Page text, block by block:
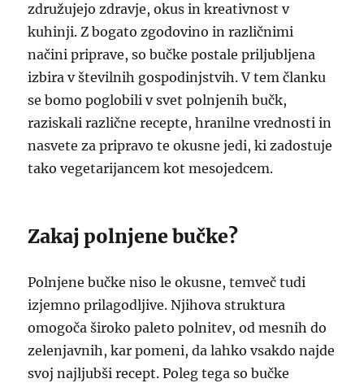
združujejo zdravje, okus in kreativnost v
kuhinji. Z bogato zgodovino in različnimi
načini priprave, so bučke postale priljubljena
izbira v številnih gospodinjstvih. V tem članku
se bomo poglobili v svet polnjenih bučk,
raziskali različne recepte, hranilne vrednosti in
nasvete za pripravo te okusne jedi, ki zadostuje
tako vegetarijancem kot mesojedcem.
Zakaj polnjene bučke?
Polnjene bučke niso le okusne, temveč tudi
izjemno prilagodljive. Njihova struktura
omogoča široko paleto polnitev, od mesnih do
zelenjavnih, kar pomeni, da lahko vsakdo najde
svoj najljubši recept. Poleg tega so bučke